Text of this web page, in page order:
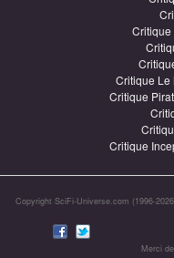
Critique
Critique Le
Critique
Critique
Copyright SciFi-Universe.com (1996-
Merci